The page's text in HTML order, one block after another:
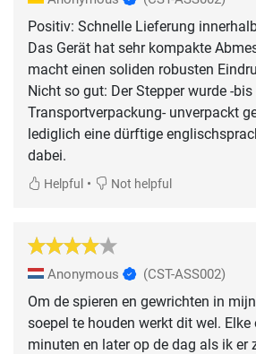
Positiv: Schnelle Lieferung
Das Gerät hat sehr kompakte
macht einen soliden robusten
Nicht so gut: Der Stepper wurde -
Transportverpackung- unverpackt
lediglich eine dürftige
dabei.
Helpful • Not helpful
Anonymous (CST-ASS002)
Om de spieren en gewrichten in
soepel te houden werkt dit wel. Elke
minuten en later op de dag als ik er